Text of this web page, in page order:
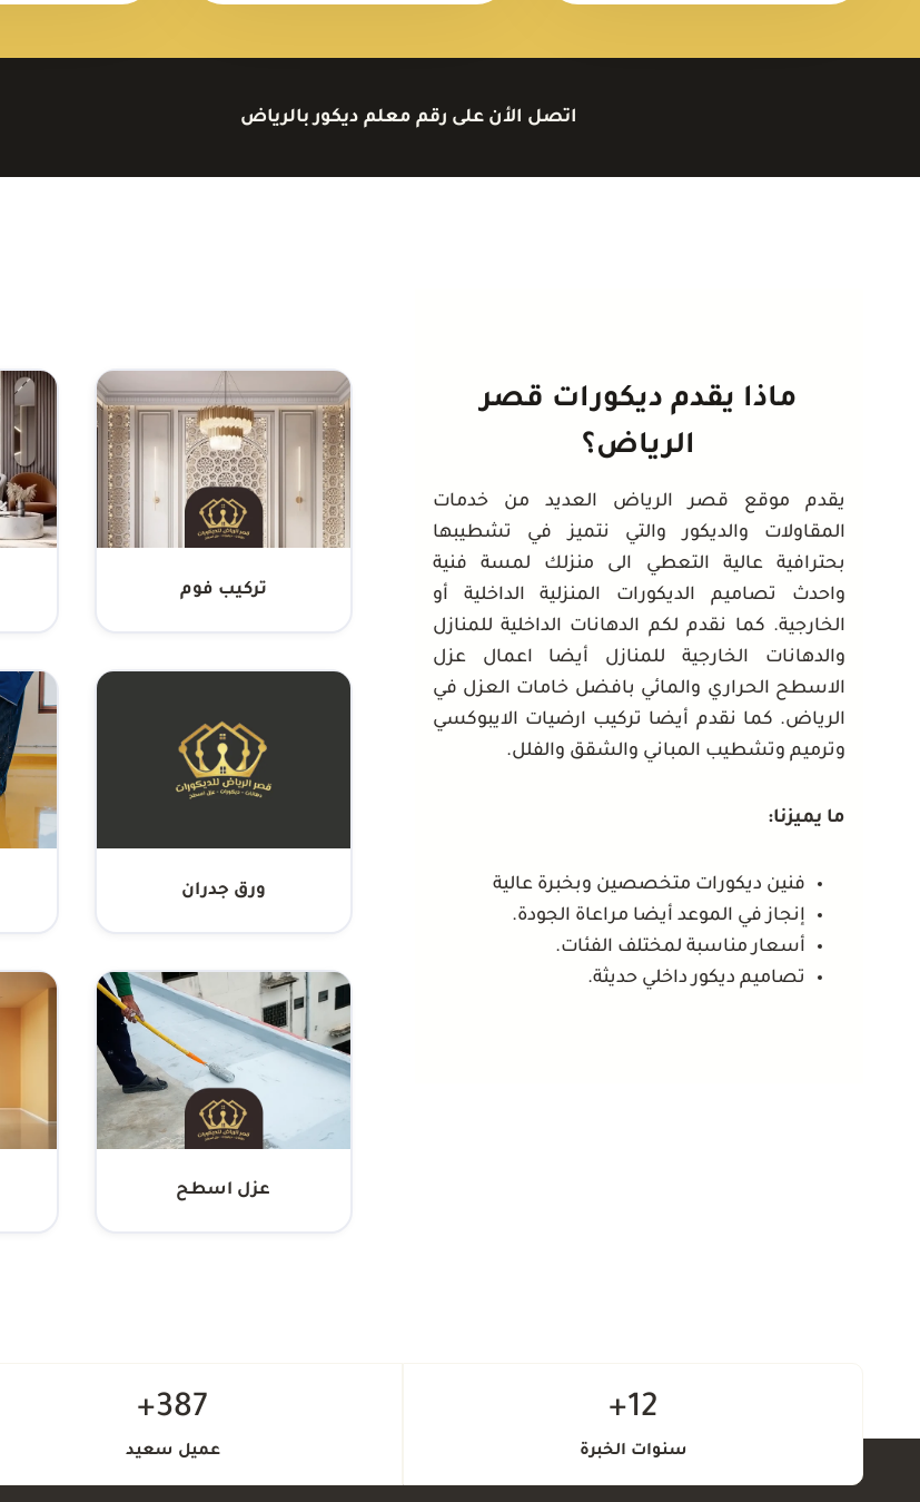
اتصل الأن على رقم معلم ديكور بالرياض
ماذا يقدم ديكورات قصر
الرياض؟
يقدم موقع قصر الرياض العديد من خدمات
المقاولات والديكور والتي نتميز في تشطيبها
بحترافية عالية التعطي الى منزلك لمسة فنية
واحدث تصاميم الديكورات المنزلية الداخلية أو
الخارجية. كما نقدم لكم الدهانات الداخلية للمنازل
والدهانات الخارجية للمنازل أيضا اعمال عزل
الاسطح الحراري والمائي بافضل خامات العزل في
الرياض. كما نقدم أيضا تركيب ارضيات الايبوكسي
وترميم وتشطيب المباني والشقق والفلل.
ما يميزنا:
فنين ديكورات متخصصين وبخبرة عالية
إنجاز في الموعد أيضا مراعاة الجودة.
أسعار مناسبة لمختلف الفئات.
تصاميم ديكور داخلي حديثة.
تركيب فوم
ورق جدران
عزل اسطح
12+
سنوات الخبرة
+
387+
عميل سعيد